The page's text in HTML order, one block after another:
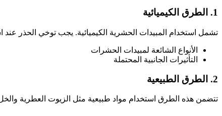
1. الطرق الكيميائية
تشمل استخدام المبيدات الحشرية الكيميائية. يجب توخي الحذر عند
الأنواع الشائعة لمبيدات الحشرات
التأثيرات الجانبية المحتملة
2. الطرق الطبيعية
تتضمن هذه الطرق استخدام مواد طبيعية مثل الزيوت العطرية